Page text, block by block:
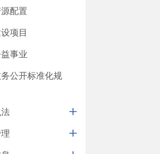
配置
项目
事业
公开标准化规